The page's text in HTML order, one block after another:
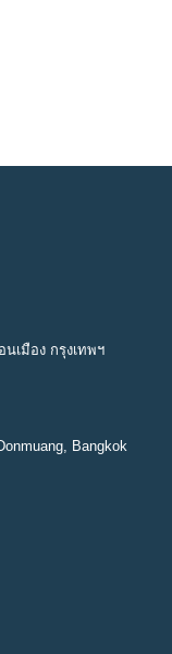
เมือง กรุงเทพฯ
Bangkok